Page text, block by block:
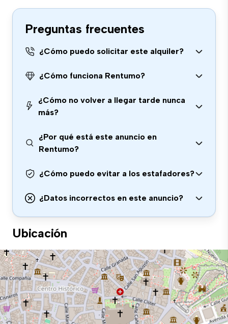
Preguntas frecuentes
¿Cómo puedo solicitar este alquiler?
¿Cómo funciona Rentumo?
¿Cómo no volver a llegar tarde nunca
más?
¿Por qué está este anuncio en
Rentumo?
¿Cómo puedo evitar a los estafadores?
¿Datos incorrectos en este anuncio?
Ubicación